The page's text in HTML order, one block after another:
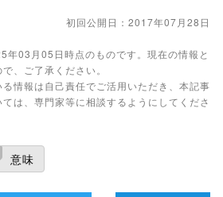
初回公開日：2017年07月28日
年03月05日時点のものです。現在の情報と
、ご了承ください。
情報は自己責任でご活用いただき、本記事
は、専門家等に相談するようにしてくださ
意味